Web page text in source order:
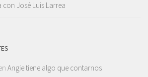
con José Luis Larrea
Angie tiene algo que contarnos